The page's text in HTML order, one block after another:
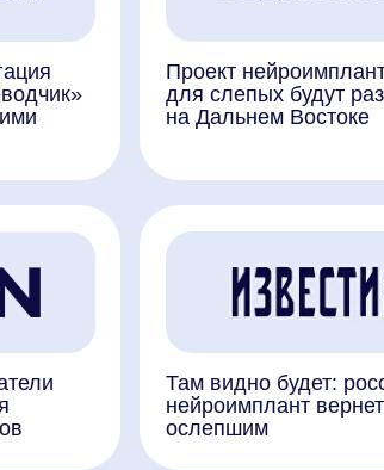
Там видно будет: российский
нейроимплант вернет зрение
ослепшим
Жизнь в большом городе»: